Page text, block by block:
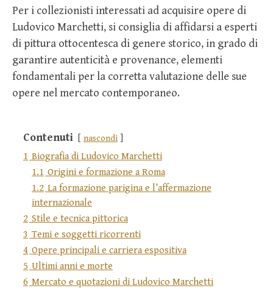
Per i collezionisti interessati ad acquisire opere di
Ludovico Marchetti, si consiglia di affidarsi a esperti
di pittura ottocentesca di genere storico, in grado di
garantire autenticità e provenance, elementi
fondamentali per la corretta valutazione delle sue
opere nel mercato contemporaneo.
Contenuti nascondi
1 Biografia di Ludovico Marchetti
1.1 Origini e formazione a Roma
1.2 La formazione parigina e l’affermazione
internazionale
2 Stile e tecnica pittorica
3 Temi e soggetti ricorrenti
4 Opere principali e carriera espositiva
5 Ultimi anni e morte
6 Mercato e quotazioni di Ludovico Marchetti